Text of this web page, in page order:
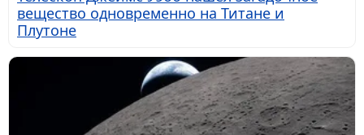
вещество одновременно на Титане и
Плутоне